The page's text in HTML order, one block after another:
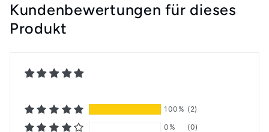
Kundenbewertungen für dieses
Produkt
100% (2)
0%
(0)